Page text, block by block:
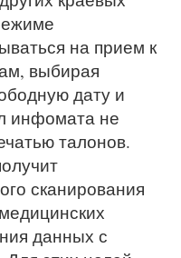
на прием к
выбирая
дату и
инфомата не
талонов.
сканирования
данных с